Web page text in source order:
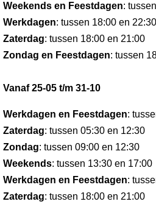
Weekends en Feestdagen:
Werkdagen: tussen 18:00 en 22:30
Zaterdag: tussen 18:00 en 21:00
Zondag en Feestdagen: tussen
Vanaf 25-05 t/m 31-10
Werkdagen en Feestdagen:
Zaterdag: tussen 05:30 en 12:30
Zondag: tussen 09:00 en 12:30
Weekends: tussen 13:30 en 17:00
Werkdagen en Feestdagen:
Zaterdag: tussen 18:00 en 21:00